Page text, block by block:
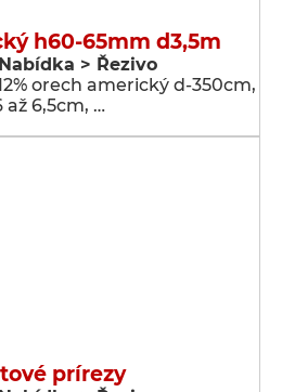
h60-65mm d3,5m
> Řezivo
orech americký d-350cm,
až 6,5cm, …
prírezy